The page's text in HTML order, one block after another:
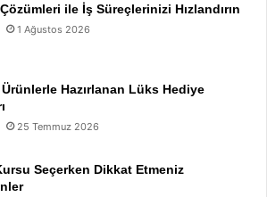
ile İş Süreçlerinizi Hızlandırın
1 Ağustos 2026
Hazırlanan Lüks Hediye
25 Temmuz 2026
Seçerken Dikkat Etmeniz